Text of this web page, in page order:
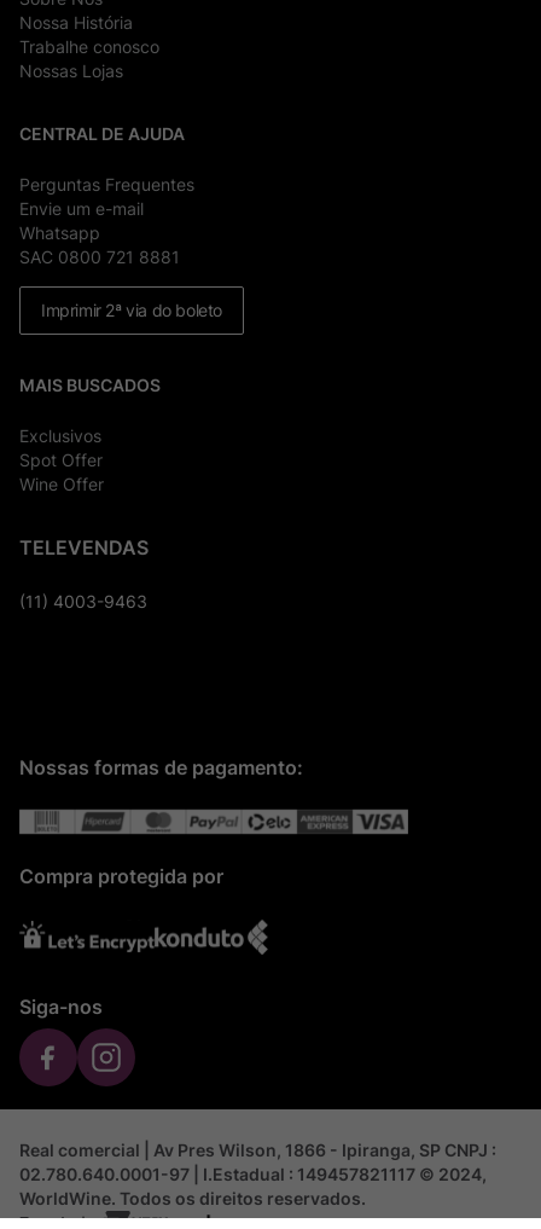
Nossa História
Trabalhe conosco
Nossas Lojas
CENTRAL DE AJUDA
Perguntas Frequentes
Envie um e-mail
Whatsapp
SAC 0800 721 8881
Imprimir 2ª via do boleto
MAIS BUSCADOS
Exclusivos
Spot Offer
Wine Offer
TELEVENDAS
(11) 4003-9463
Nossas formas de pagamento:
Compra protegida por
Siga-nos
Real comercial | Av Pres Wilson, 1866 - Ipiranga, SP CNPJ :
02.780.640.0001-97 | I.Estadual : 149457821117 © 2024,
WorldWine. Todos os direitos reservados.